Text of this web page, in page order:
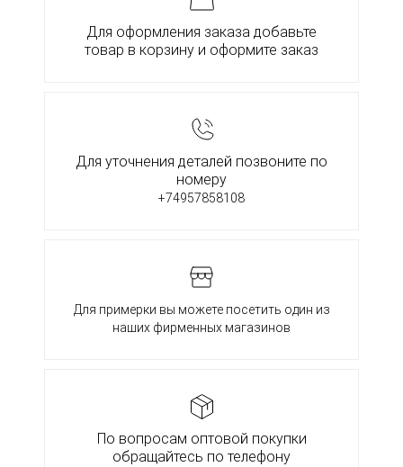
Для оформления заказа добавьте
товар в корзину и оформите заказ
Для уточнения деталей позвоните по
номеру
+74957858108
Для примерки вы можете посетить один из
наших фирменных магазинов
По вопросам оптовой покупки
обращайтесь по телефону